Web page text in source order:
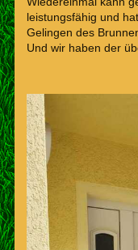
leistungsfähig und
Gelingen des
Und wir haben der